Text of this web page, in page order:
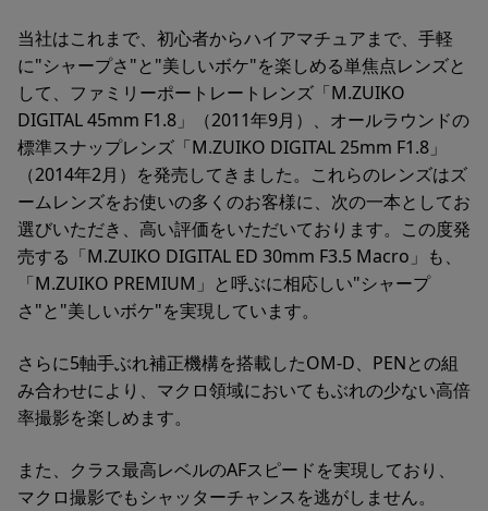
当社はこれまで、初心者からハイアマチュアまで、手軽
に"シャープさ"と"美しいボケ"を楽しめる単焦点レンズと
して、ファミリーポートレートレンズ「M.ZUIKO
DIGITAL 45mm F1.8」（2011年9月）、オールラウンドの
標準スナップレンズ「M.ZUIKO DIGITAL 25mm F1.8」
（2014年2月）を発売してきました。これらのレンズはズ
ームレンズをお使いの多くのお客様に、次の一本としてお
選びいただき、高い評価をいただいております。この度発
売する「M.ZUIKO DIGITAL ED 30mm F3.5 Macro」も、
「M.ZUIKO PREMIUM」と呼ぶに相応しい"シャープ
さ"と"美しいボケ"を実現しています。
さらに5軸手ぶれ補正機構を搭載したOM-D、PENとの組
み合わせにより、マクロ領域においてもぶれの少ない高倍
率撮影を楽しめます。
また、クラス最高レベルのAFスピードを実現しており、
マクロ撮影でもシャッターチャンスを逃がしません。